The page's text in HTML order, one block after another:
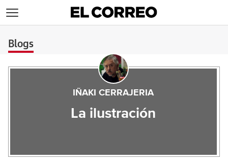
Blogs
IÑAKI CERRAJERIA
La ilustración